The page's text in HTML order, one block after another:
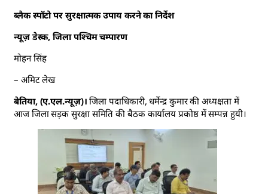
ब्लैक स्पॉटो पर सुरक्षात्मक उपाय करने का निर्देश
न्यूज़ डेस्क, जिला पश्चिम चम्पारण
मोहन सिंह
– अमिट लेख
बेतिया, (ए.एल.न्यूज़)। जिला पदाधिकारी, धर्मेन्द्र कुमार की अध्यक्षता में
आज जिला सड़क सुरक्षा समिति की बैठक कार्यालय प्रकोष्ठ में सम्पन्न हुयी।